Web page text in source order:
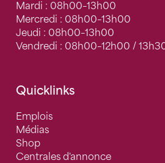
Mardi : 08h00–13h00
Mercredi : 08h00–13h00
Jeudi : 08h00–13h00
Vendredi : 08h00–12h00 /
Quicklinks
Emplois
Médias
Shop
Centrales d'annonce